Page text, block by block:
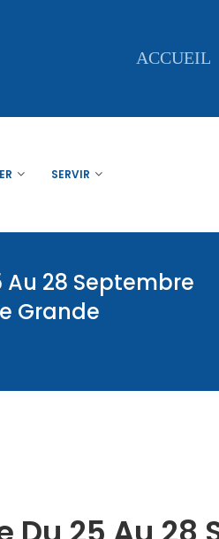
ACCUEIL
SERVIR
Au 28 Septembre
Grande